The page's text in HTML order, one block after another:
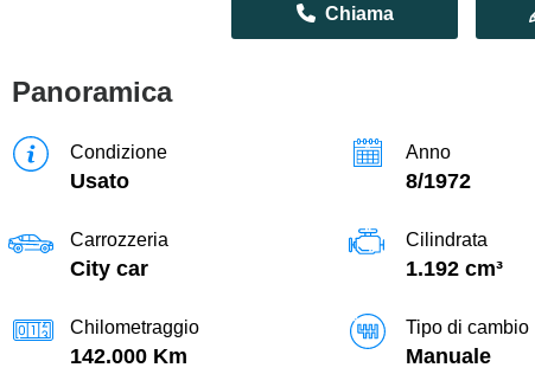
Chiama
Panoramica
Condizione
Usato
Anno
8/1972
Carrozzeria
City car
Cilindrata
1.192 cm³
Chilometraggio
142.000 Km
Tipo di cambio
Manuale